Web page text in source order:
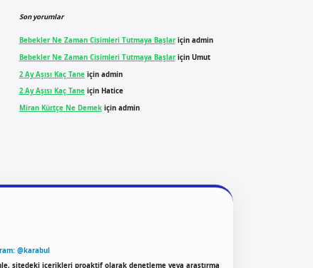
Son yorumlar
Bebekler Ne Zaman Cisimleri Tutmaya Başlariçin admin
Bebekler Ne Zaman Cisimleri Tutmaya Başlariçin Umut
2 Ay Aşısı Kaç Taneiçin admin
2 Ay Aşısı Kaç Taneiçin Hatice
Miran Kürtçe Ne Demekiçin admin
@karabul
sitedeki içerikleri proaktif olarak denetleme veya araştırma